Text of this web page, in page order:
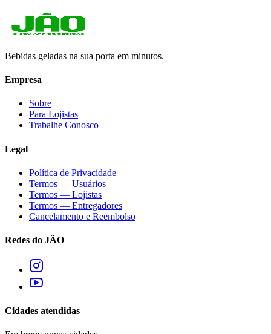
Bebidas geladas na sua porta em minutos.
Empresa
Sobre
Para Lojistas
Trabalhe Conosco
Legal
Política de Privacidade
Termos — Usuários
Termos — Lojistas
Termos — Entregadores
Cancelamento e Reembolso
Redes do JÃO
Cidades atendidas